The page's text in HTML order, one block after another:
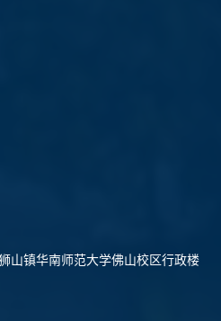
山镇华南师范大学佛山校区行政楼